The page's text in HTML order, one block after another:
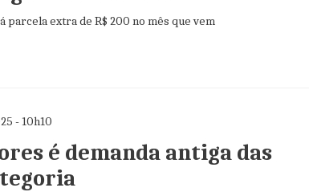
parcela extra de R$ 200 no mês que vem
- 10h10
é demanda antiga das